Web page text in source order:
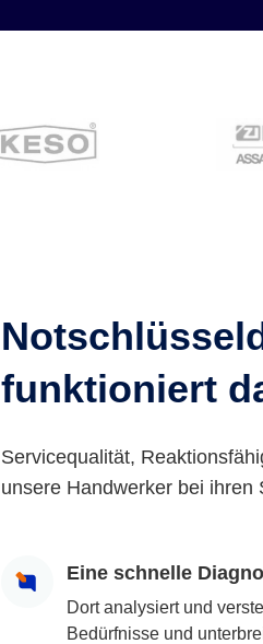
funktioniert
Servicequalität,
unsere Handwerker bei ihren
Eine schnelle
Dort analysiert und
Bedürfnisse und